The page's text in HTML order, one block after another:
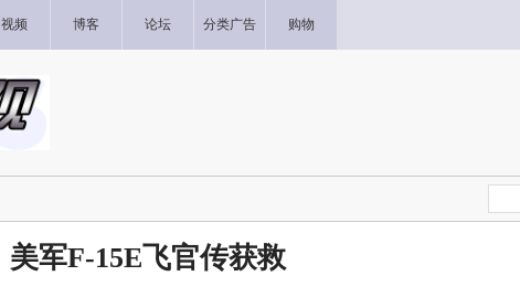
视频 博客 论坛 分类广告 购物
美军F-15E飞官传获救